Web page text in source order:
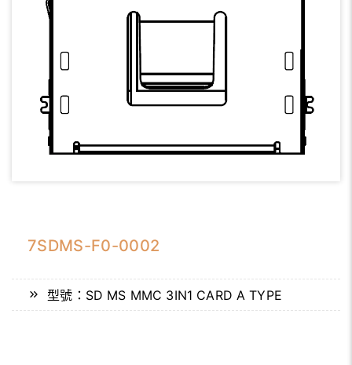
7SDMS-F0-0002
型號：SD MS MMC 3IN1 CARD A TYPE